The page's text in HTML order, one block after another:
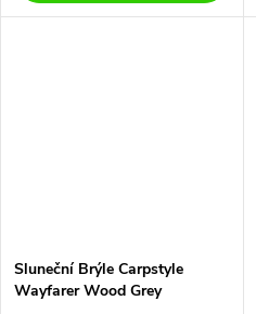
Sluneční Brýle Carpstyle
Wayfarer Wood Grey